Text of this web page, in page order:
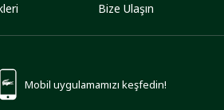
Bize Ulaşın
Mobil uygulamamızı keşfedin!